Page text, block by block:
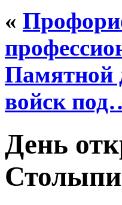
«
Памятной
войск
День